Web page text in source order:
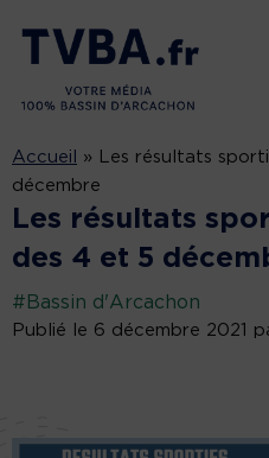
Accueil »
Les résultats
décembre
Les résultats
des 4 et 5
#Bassin d'Arcachon
Publié le 6 décembre 2021